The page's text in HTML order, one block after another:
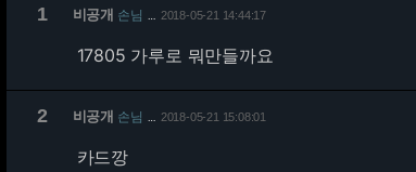
1 비공개 손님 2018-05-21 14:44:17
17805 가루로 뭐만들까요
2 비공개 손님 2018-05-21 15:08:01
카드깡